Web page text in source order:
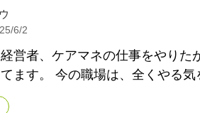
6/2
営者、ケアマネの仕事をやり
ます。 今の職場は、全くやる
す。 何でなんだろう？